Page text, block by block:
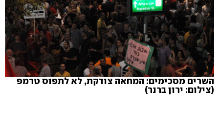
השרים מסכימים: המחאה צודקת, לא לתפוס טרמפ
(צילום: ירון ברנר)